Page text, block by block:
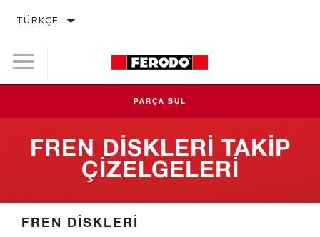
TÜRKÇE
PARÇA BUL
FREN DISKLERI TAKIP
ÇIZELGELERI
FREN DISKLERI